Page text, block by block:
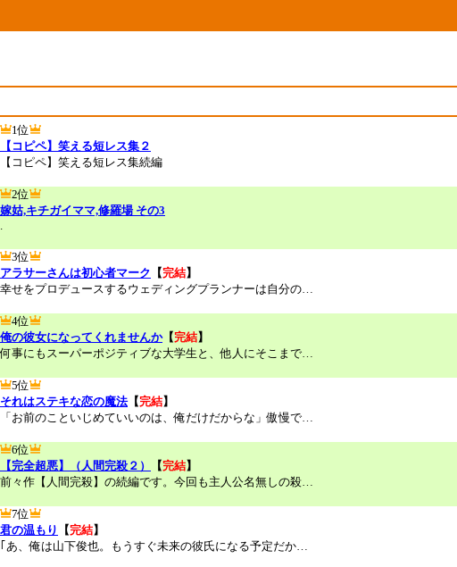
1位
【コピペ】笑える短レス集２
【コピペ】笑える短レス集続編
2位
嫁姑,キチガイママ,修羅場 その3
.
3位
アラサーさんは初心者マーク 【完結】
幸せをプロデュースするウェディングプランナーは自分の…
4位
俺の彼女になってくれませんか【完結】
何事にもスーパーポジティブな大学生と、他人にそこまで…
5位
それはステキな恋の魔法【完結】
「お前のこといじめていいのは、俺だけだからな」傲慢で…
6位
【完全超悪】（人間完殺２）
【完結】
前々作【人間完殺】の続編です。今回も主人公名無しの殺…
7位
君の温もり
【完結】
｢あ、俺は山下俊也。もうすぐ未来の彼氏になる予定だか…